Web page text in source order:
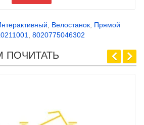
, Велостанок, Прямой
, 8020775046302
ПОЧИТАТЬ